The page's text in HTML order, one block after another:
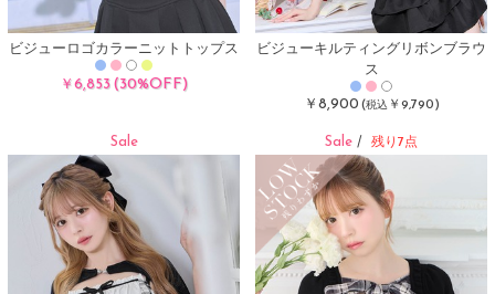
ビジューロゴカラーニットトップス
￥6,853(30%OFF)
ビジューキルティングリボンブラウ
ス
￥8,900(税込￥9,790)
Sale Sale / 残り7点